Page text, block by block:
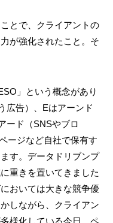
とで、クライアントの
が強化されたこと。そ
」という概念があり
広告）、Eはアーンド
ード（SNSやブロ
ージなど自社で保有す
す。データドリブンプ
重きを置いてきました
おいては大きな競争優
しながら、クライアン
様化している今日、ペ